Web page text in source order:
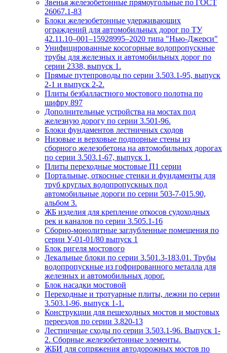
Звенья железобетонные прямоугольные по ГОСТ
26067.1-83
Блоки железобетонные удерживающих
ограждений для автомобильных дорог по ТУ
42.11.10–001–15928995–2020 типа "Нью-Джерси"
Унифицированные косогорные водопропускные
трубы для железных и автомобильных дорог по
серии 2338, выпуск 1.
Прямые путепроводы по серии 3.503.1-95, выпуск
2-1 и выпуск 2-2.
Плиты безбалластного мостового полотна по
шифру 897
Дополнительные устройства на мостах под
железную дорогу по серии 3.501-96.
Блоки фундаментов лестничных сходов
Низовые и верховые подпорные стены из
сборного железобетона на автомобильных дорогах
по серии 3.503.1-67, выпуск 1.
Плиты переходные мостовые П1 серии
Портальные, откосные стенки и фундаменты для
труб круглых водопропускных под
автомобильные дороги по серии 503-7-015.90,
альбом 3.
ЖБ изделия для крепление откосов судоходных
рек и каналов по серии 3.505.1-16
Сборно-монолитные заглубленные помещения по
серии У-01-01/80 выпуск 1
Блок ригеля мостового
Лекальные блоки по серии 3.501.3-183.01. Трубы
водопропускные из гофрированного металла для
железных и автомобильных дорог.
Блок насадки мостовой
Переходные и тротуарные плиты, лежни по серии
3.503.1-96, выпуск 1-1.
Конструкции для пешеходных мостов и мостовых
переездов по серии 3.820-13
Лестничные сходы по серии 3.503.1-96. Выпуск 1-
2. Сборные железобетонные элементы.
ЖБИ для сопряжения автодорожных мостов по